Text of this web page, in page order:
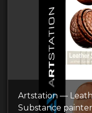
Artstation —
Substance painter